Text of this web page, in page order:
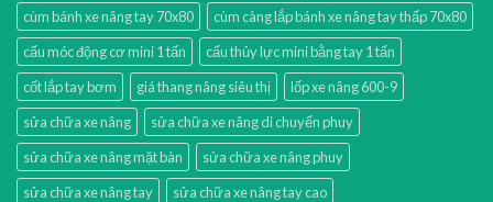
cùm bánh xe nâng tay 70x80
cùm càng lắp bánh xe nâng tay thấp 70x80
cẩu móc động cơ mini 1 tấn
cẩu thủy lực mini bằng tay 1 tấn
cốt lắp tay bơm
giá thang nâng siêu thị
lốp xe nâng 600-9
sửa chữa xe nâng
sửa chữa xe nâng di chuyển phuy
sửa chữa xe nâng mặt bàn
sửa chữa xe nâng phuy
sửa chữa xe nâng tay
sửa chữa xe nâng tay cao